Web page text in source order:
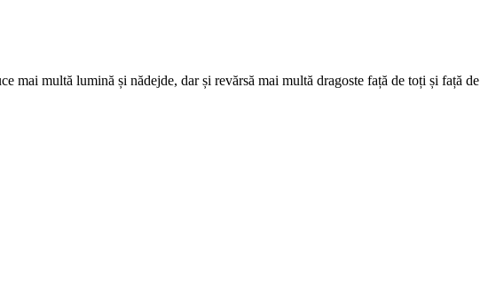
mai multă lumină și nădejde, dar și revărsă mai multă dragoste față de toți și față de